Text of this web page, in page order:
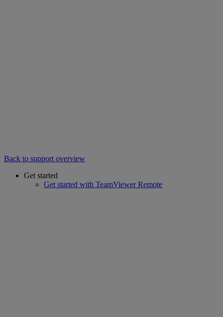
Back to support overview
Get started
Get started with TeamViewer Remote